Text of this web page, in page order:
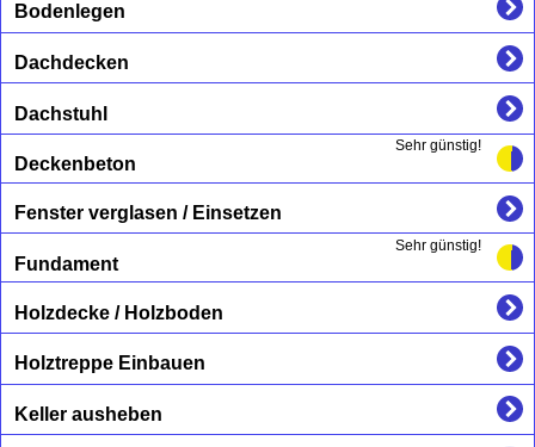
Bodenlegen
Dachdecken
Dachstuhl
Sehr günstig!
Deckenbeton
Fenster verglasen / Einsetzen
Sehr günstig!
Fundament
Holzdecke / Holzboden
Holztreppe Einbauen
Keller ausheben